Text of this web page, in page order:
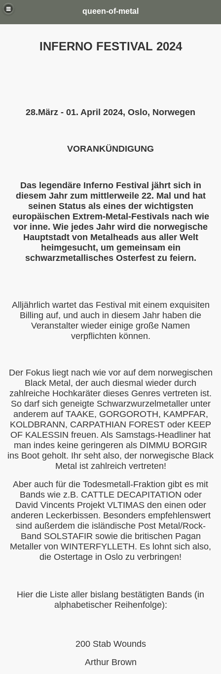
queen-of-metal
INFERNO FESTIVAL 2024
28.März - 01. April 2024, Oslo, Norwegen
VORANKÜNDIGUNG
Das legendäre Inferno Festival jährt sich in
diesem Jahr zum mittlerweile 22. Mal und hat
seinen Status als eines der wichtigsten
europäischen Extrem-Metal-Festivals nach wie
vor inne. Wie jedes Jahr wird die norwegische
Hauptstadt von Metalheads aus aller Welt
heimgesucht, um gemeinsam ein
schwarzmetallisches Osterfest zu feiern.
Alljährlich wartet das Festival mit einem exquisiten
Billing auf, und auch in diesem Jahr haben die
Veranstalter wieder einige große Namen
verpflichten können.
Der Fokus liegt nach wie vor auf dem norwegischen
Black Metal, der auch diesmal wieder durch
zahlreiche Hochkaräter dieses Genres vertreten ist.
So darf sich geneigte Schwarzwurzelmetaller unter
anderem auf TAAKE, GORGOROTH, KAMPFAR,
KOLDBRANN, CARPATHIAN FOREST oder KEEP
OF KALESSIN freuen. Als Samstags-Headliner hat
man indes keine geringeren als DIMMU BORGIR
ins Boot geholt. Ihr seht also, der norwegische Black
Metal ist zahlreich vertreten!
Aber auch für die Todesmetall-Fraktion gibt es mit
Bands wie z.B. CATTLE DECAPITATION oder
David Vincents Projekt VLTIMAS den einen oder
anderen Leckerbissen. Besonders empfehlenswert
sind außerdem die isländische Post Metal/Rock-
Band SOLSTAFIR sowie die britischen Pagan
Metaller von WINTERFYLLETH. Es lohnt sich also,
die Ostertage in Oslo zu verbringen!
Hier die Liste aller bislang bestätigten Bands (in
alphabetischer Reihenfolge):
200 Stab Wounds
Arthur Brown
- Vorankündigung